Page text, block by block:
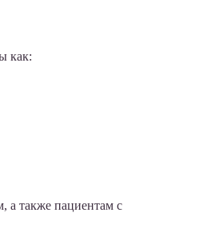
как:
а также пациентам с